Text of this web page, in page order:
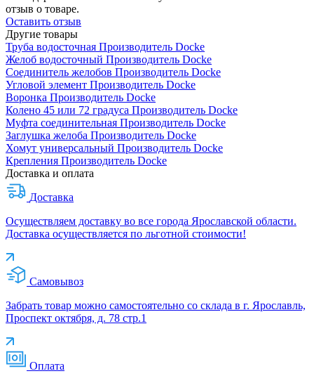
отзыв о товаре.
Оставить отзыв
Другие товары
Труба водосточная Производитель Docke
Желоб водосточный Производитель Docke
Соединитель желобов Производитель Docke
Угловой элемент Производитель Docke
Воронка Производитель Docke
Колено 45 или 72 градуса Производитель Docke
Муфта соединительная Производитель Docke
Заглушка желоба Производитель Docke
Хомут универсальный Производитель Docke
Крепления Производитель Docke
Доставка и оплата
Доставка
Осуществляем доставку во все города Ярославской области.
Доставка осуществляется по льготной стоимости!
Самовывоз
Забрать товар можно самостоятельно со склада в г. Ярославль,
Проспект октября, д. 78 стр.1
Оплата